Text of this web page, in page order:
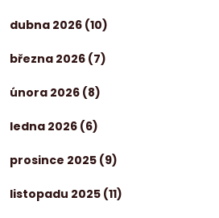
dubna 2026 (10)
března 2026 (7)
února 2026 (8)
ledna 2026 (6)
prosince 2025 (9)
listopadu 2025 (11)